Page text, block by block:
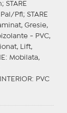
STARE
Pfl; STARE
Gresie,
- PVC,
Lift,
: Mobilata,
: PVC